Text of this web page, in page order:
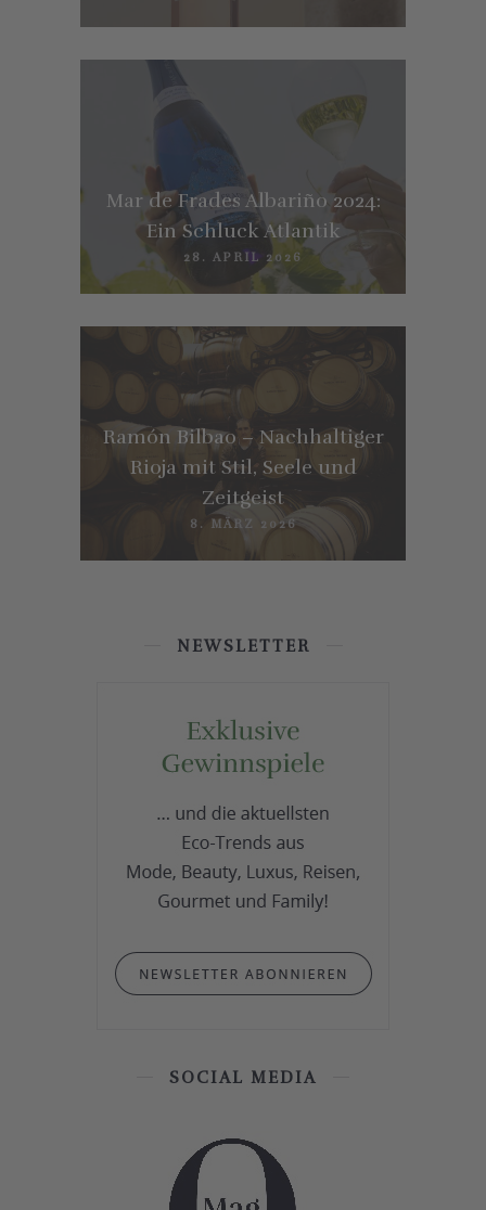
Mar de Frades Albariño 2024:
Ein Schluck Atlantik
28. APRIL 2026
Ramón Bilbao – Nachhaltiger
Rioja mit Stil, Seele und
Zeitgeist
8. MÄRZ 2026
NEWSLETTER
SOCIAL MEDIA